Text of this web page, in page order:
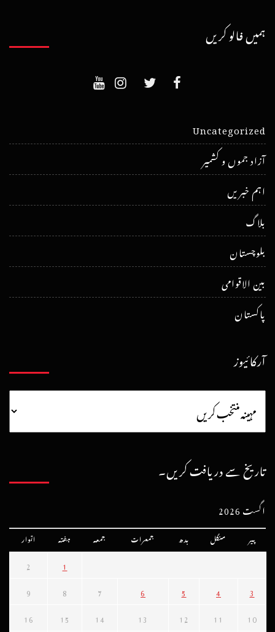
ہمیں فالو کریں
Uncategorized
آزاد جموں و کشمیر
اہم خبریں
بلاگ
بلوچستان
بین الاقوامی
پاکستان
آرکائیوز
تاریخ سے دریافت کریں۔
اگست 2026
پیر منگل بدھ جمعرات جمعہ ہفتہ اتوار
1
2
3
4
5
6
7
8
9
10
11
12
13
14
15
16